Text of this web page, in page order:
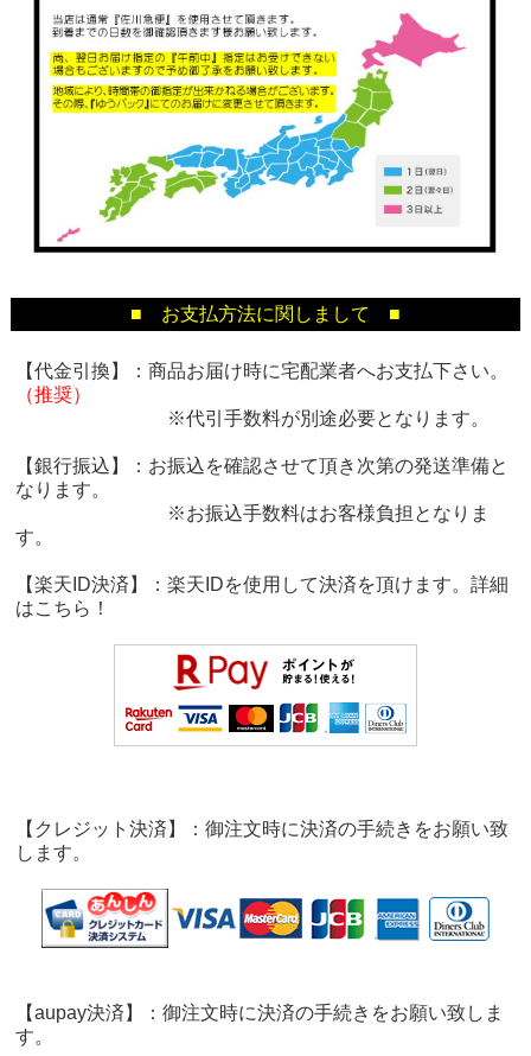
■ お支払方法に関しまして ■
【代金引換】：商品お届け時に宅配業者へお支払下さい。
（推奨）
※代引手数料が別途必要となります。
【銀行振込】：お振込を確認させて頂き次第の発送準備と
なります。
※お振込手数料はお客様負担となりま
す。
【楽天ID決済】：楽天IDを使用して決済を頂けます。詳細
はこちら！
【クレジット決済】：御注文時に決済の手続きをお願い致
します。
【aupay決済】：御注文時に決済の手続きをお願い致しま
す。